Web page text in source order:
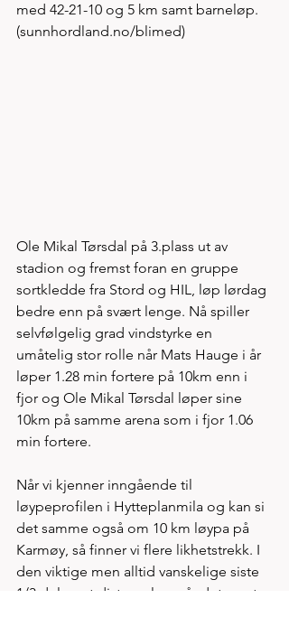
med 42-21-10 og 5 km samt barneløp.
(sunnhordland.no/blimed)
Ole Mikal Tørsdal på 3.plass ut av
stadion og fremst foran en gruppe
sortkledde fra Stord og HIL, løp lørdag
bedre enn på svært lenge. Nå spiller
selvfølgelig grad vindstyrke en
umåtelig stor rolle når Mats Hauge i år
løper 1.28 min fortere på 10km enn i
fjor og Ole Mikal Tørsdal løper sine
10km på samme arena som i fjor 1.06
min fortere.
Når vi kjenner inngående til
løypeprofilen i Hytteplanmila og kan si
det samme også om 10 km løypa på
Karmøy, så finner vi flere likhetstrekk. I
den viktige men alltid vanskelige siste
1/3 del av et distanseløp går det mest